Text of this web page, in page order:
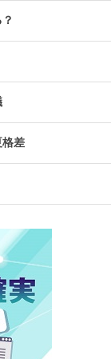
格差